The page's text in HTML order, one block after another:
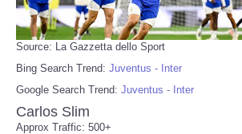
Source: La Gazzetta dello Sport
Bing Search Trend: Juventus - Inter
Google Search Trend: Juventus - Inter
Carlos Slim
Approx Traffic: 500+